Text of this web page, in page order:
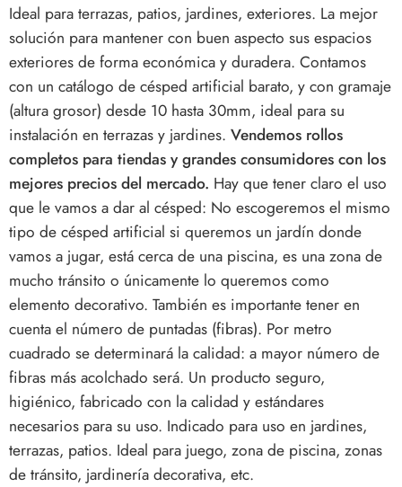
Ideal para terrazas, patios, jardines, exteriores. La mejor
solución para mantener con buen aspecto sus espacios
exteriores de forma económica y duradera. Contamos
con un catálogo de césped artificial barato, y con gramaje
(altura grosor) desde 10 hasta 30mm, ideal para su
instalación en terrazas y jardines. Vendemos rollos
completos para tiendas y grandes consumidores con los
mejores precios del mercado. Hay que tener claro el uso
que le vamos a dar al césped: No escogeremos el mismo
tipo de césped artificial si queremos un jardín donde
vamos a jugar, está cerca de una piscina, es una zona de
mucho tránsito o únicamente lo queremos como
elemento decorativo. También es importante tener en
cuenta el número de puntadas (fibras). Por metro
cuadrado se determinará la calidad: a mayor número de
fibras más acolchado será. Un producto seguro,
higiénico, fabricado con la calidad y estándares
necesarios para su uso. Indicado para uso en jardines,
terrazas, patios. Ideal para juego, zona de piscina, zonas
de tránsito, jardinería decorativa, etc.